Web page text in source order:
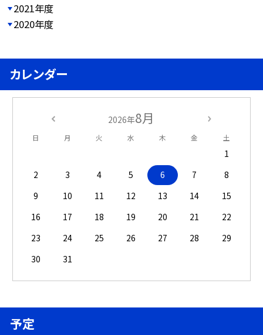
2021年度
2020年度
カレンダー
2026年8月
日 月 火 水 木 金 土
1
2
3 4 5 6 7
8
9
10 11 12 13 14
15
16
17 18 19 20 21
22
23
24 25 26 27 28
29
30
31
予定